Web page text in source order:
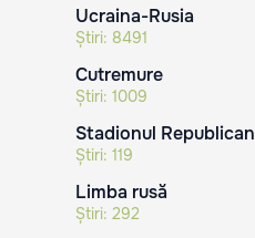
Ucraina-Rusia
Știri: 8491
Cutremure
Știri: 1009
Stadionul Republican
Știri: 119
Limba rusă
Știri: 292